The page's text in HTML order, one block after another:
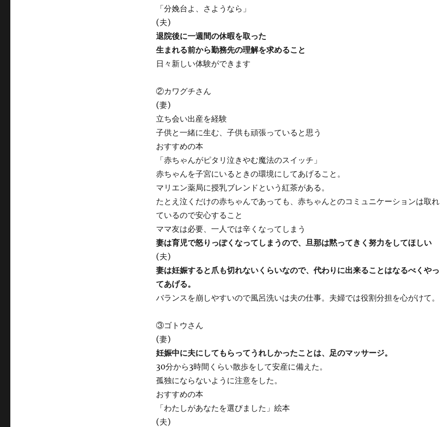
「分娩台よ、さようなら」
(夫)
退院後に一週間の休暇を取った
生まれる前から勤務先の理解を求めること
日々新しい体験ができます
②カワグチさん
(妻)
立ち会い出産を経験
子供と一緒に生む、子供も頑張っていると思う
おすすめの本
「赤ちゃんがピタリ泣きやむ魔法のスイッチ」
赤ちゃんを子宮にいるときの環境にしてあげること。
マリエン薬局に授乳ブレンドという紅茶がある。
たとえ泣くだけの赤ちゃんであっても、赤ちゃんとのコミュニケーションは取れ
ているので安心すること
ママ友は必要、一人では辛くなってしまう
妻は育児で怒りっぽくなってしまうので、旦那は黙ってきく努力をしてほしい
(夫)
妻は妊娠すると爪も切れないくらいなので、代わりに出来ることはなるべくやっ
てあげる。
バランスを崩しやすいので風呂洗いは夫の仕事。夫婦では役割分担を心がけて。
③ゴトウさん
(妻)
妊娠中に夫にしてもらってうれしかったことは、足のマッサージ。
30分から3時間くらい散歩をして安産に備えた。
孤独にならないように注意をした。
おすすめの本
「わたしがあなたを選びました」絵本
(夫)